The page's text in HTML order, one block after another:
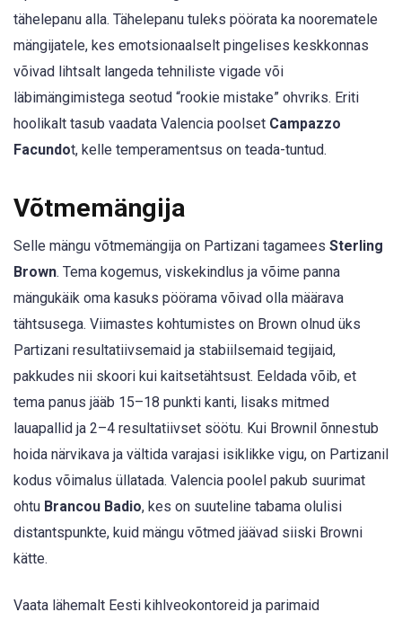
tähelepanu alla. Tähelepanu tuleks pöörata ka noorematele
mängijatele, kes emotsionaalselt pingelises keskkonnas
võivad lihtsalt langeda tehniliste vigade või
läbimängimistega seotud “rookie mistake” ohvriks. Eriti
hoolikalt tasub vaadata Valencia poolset Campazzo
Facundot, kelle temperamentsus on teada-tuntud.
Võtmemängija
Selle mängu võtmemängija on Partizani tagamees Sterling
Brown. Tema kogemus, viskekindlus ja võime panna
mängukäik oma kasuks pöörama võivad olla määrava
tähtsusega. Viimastes kohtumistes on Brown olnud üks
Partizani resultatiivsemaid ja stabiilsemaid tegijaid,
pakkudes nii skoori kui kaitsetähtsust. Eeldada võib, et
tema panus jääb 15–18 punkti kanti, lisaks mitmed
lauapallid ja 2–4 resultatiivset söötu. Kui Brownil õnnestub
hoida närvikava ja vältida varajasi isiklikke vigu, on Partizanil
kodus võimalus üllatada. Valencia poolel pakub suurimat
ohtu Brancou Badio, kes on suuteline tabama olulisi
distantspunkte, kuid mängu võtmed jäävad siiski Browni
kätte.
Vaata lähemalt Eesti kihlveokontoreid ja parimaid